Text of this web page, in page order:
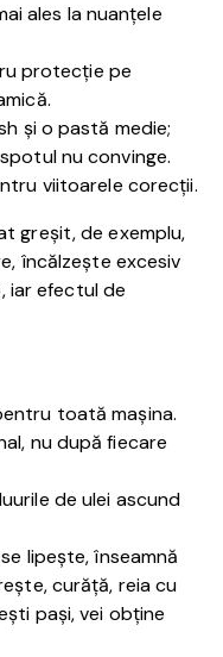
ales la nuanțele
protecție pe
și o pastă medie;
nu convinge.
viitoarele corecții.
greșit, de exemplu,
încălzește excesiv
iar efectul de
toată mașina.
nu după fiecare
de ulei ascund
lipește, înseamnă
curăță, reia cu
pași, vei obține